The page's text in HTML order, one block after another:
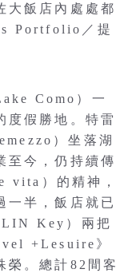
大飯店內處處都
Portfolio／提
Como）一
度假勝地。特雷
）坐落湖
至今，仍持續傳
vita）的精神，
一半，飯店就已
Key）兩把
+Lesuire》
榮。總計82間客